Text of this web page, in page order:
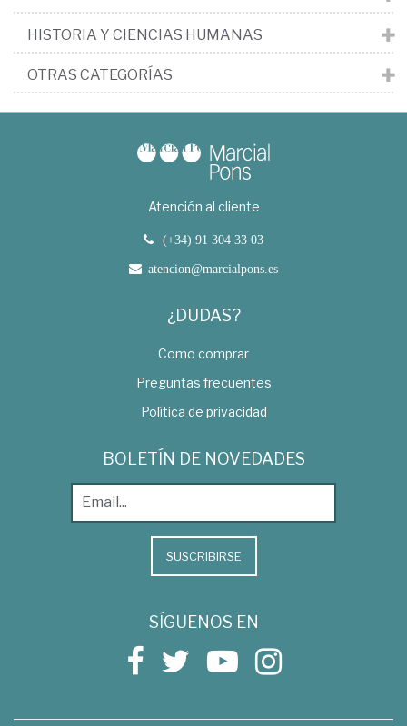
HISTORIA Y CIENCIAS HUMANAS
OTRAS CATEGORÍAS
Atención al cliente
(+34) 91 304 33 03
atencion@marcialpons.es
¿DUDAS?
Como comprar
Preguntas frecuentes
Política de privacidad
BOLETÍN DE NOVEDADES
SUSCRIBIRSE
SÍGUENOS EN